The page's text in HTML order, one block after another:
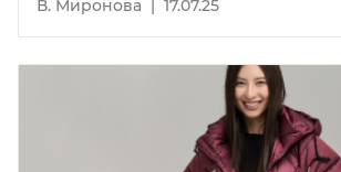
В. Миронова | 17.07.25